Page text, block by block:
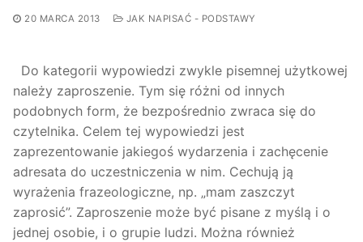
20 MARCA 2013 JAK NAPISAĆ - PODSTAWY
Do kategorii wypowiedzi zwykle pisemnej użytkowej
należy zaproszenie. Tym się różni od innych
podobnych form, że bezpośrednio zwraca się do
czytelnika. Celem tej wypowiedzi jest
zaprezentowanie jakiegoś wydarzenia i zachęcenie
adresata do uczestniczenia w nim. Cechują ją
wyrażenia frazeologiczne, np. „mam zaszczyt
zaprosić”. Zaproszenie może być pisane z myślą i o
jednej osobie, i o grupie ludzi. Można również